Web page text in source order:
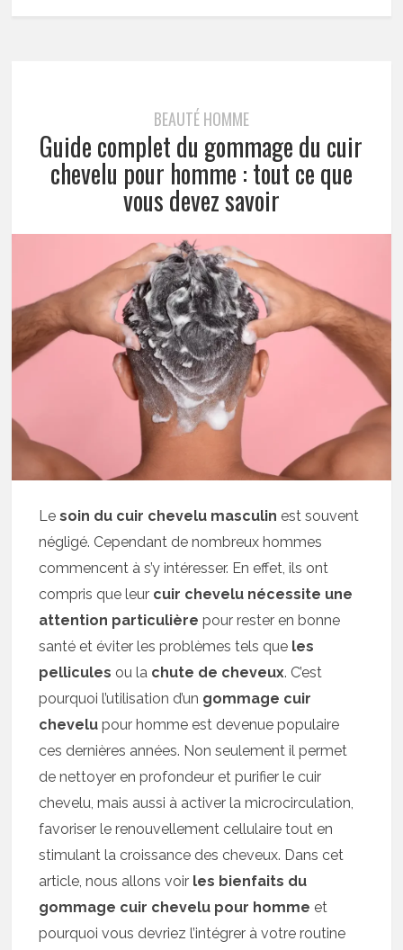
BEAUTÉ HOMME
Guide complet du gommage du cuir
chevelu pour homme : tout ce que
vous devez savoir
Lesoin du cuir chevelu masculin est souvent
négligé. Cependant de nombreux hommes
commencent à s’y intéresser. En effet, ils ont
compris que leur cuir chevelu nécessite une
attention particulière pour rester en bonne
santé et éviter les problèmes tels que les
pellicules ou la chute de cheveux. C’est
pourquoi l’utilisation d’un gommage cuir
chevelu pour homme est devenue populaire
ces dernières années. Non seulement il permet
de nettoyer en profondeur et purifier le cuir
chevelu, mais aussi à activer la microcirculation,
favoriser le renouvellement cellulaire tout en
stimulant la croissance des cheveux. Dans cet
article, nous allons voir les bienfaits du
gommage cuir chevelu pour homme et
pourquoi vous devriez l’intégrer à votre routine